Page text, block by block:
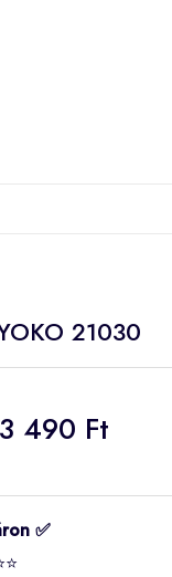
21030
490 Ft
✅